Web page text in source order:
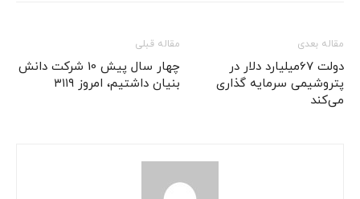
مقاله قبلی
چهار سال پیش 10 شرکت دانش
بنیان داشتیم، امروز ۳۱۱۹
مقاله بعدی
دولت 67میلیارد دلار در
پتروشیمی سرمایه گذاری
می‌کند